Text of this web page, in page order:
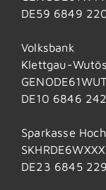
DE59 6849
Volksbank
Klettgau-
DE10 6846
Sparkasse
SKHRDE6WXXX
DE23 6845